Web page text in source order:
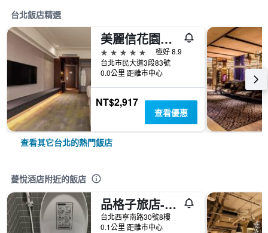
台北飯店精選
美麗信花園酒店
5星級
極好 8.9
台北市民大道3段83號
0.0公里 距離市中心
NT$2,917
查看優惠
查看其它台北的熱門飯店
薆悅酒店附近的飯店
品格子旅店- 西門館
台北西寧南路30號8樓
0.1公里 距離市中心